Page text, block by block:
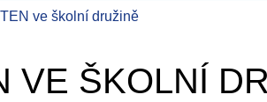
ve školní družině
VE ŠKOLNÍ